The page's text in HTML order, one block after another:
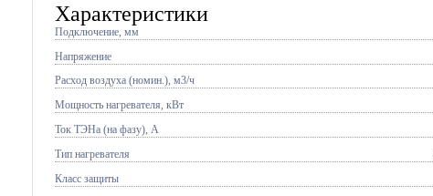
Характеристики
Подключение, мм
Напряжение
Расход воздуха (номин.), м3/ч
Мощность нагревателя, кВт
Ток ТЭНа (на фазу), А
Тип нагревателя
Класс защиты